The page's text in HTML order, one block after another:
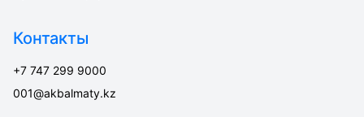
Контакты
+7 747 299 9000
001@akbalmaty.kz